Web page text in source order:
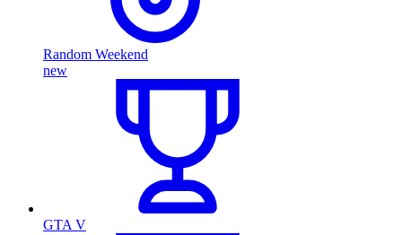
Random Weekend
new
GTA V